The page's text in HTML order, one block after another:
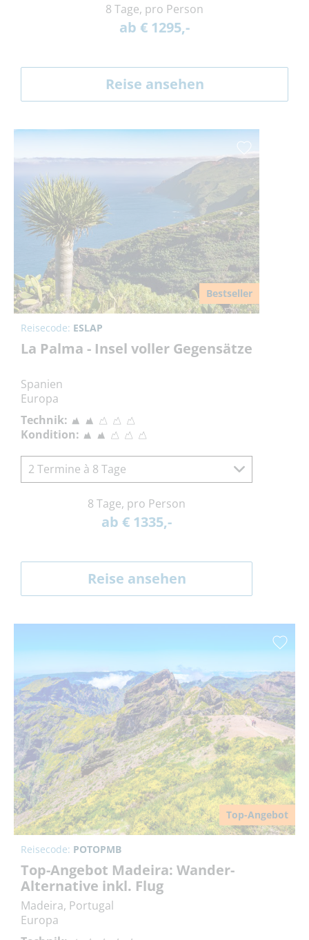
8 Tage, pro Person
ab € 1295,-
Reise ansehen
Bestseller
Reisecode: ESLAP
La Palma - Insel voller Gegensätze
Spanien
Europa
Technik:
Kondition:
2 Termine à 8 Tage
8 Tage, pro Person
ab € 1335,-
Reise ansehen
Top-Angebot
Reisecode: POTOPMB
Top-Angebot Madeira: Wander-
Alternative inkl. Flug
Madeira, Portugal
Europa